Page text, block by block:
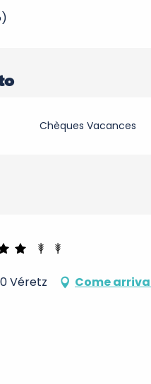
Chèques Vacances
Véretz Come